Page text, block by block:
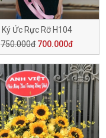
Ký Ức Rực Rỡ H104
750.000đ 700.000đ